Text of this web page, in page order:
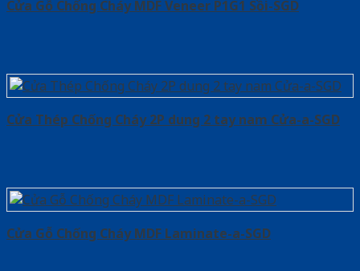
Cửa Gỗ Chống Cháy MDF Veneer P1G1 Sồi-SGD
Cửa Thép Chống Cháy 2P dung 2 tay nam Cửa-a-SGD
Cửa Gỗ Chống Cháy MDF Laminate-a-SGD